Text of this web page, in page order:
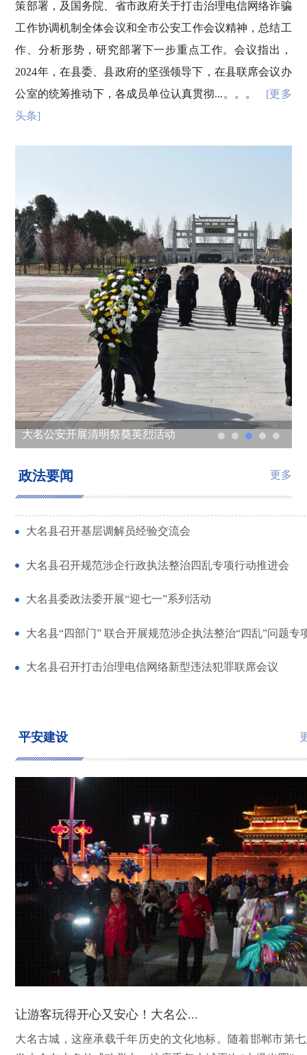
策部署，及国务院、省市政府关于打击治理电信网络诈骗
工作协调机制全体会议和全市公安工作会议精神，总结工
作、分析形势，研究部署下一步重点工作。会议指出，
2024年，在县委、县政府的坚强领导下，在县联席会议办
公室的统筹推动下，各成员单位认真贯彻...。。。
[更多
头条]
大名公安开展清明祭奠英烈活动
更多
政法要闻
大名县召开基层调解员经验交流会
大名县召开规范涉企行政执法整治四乱专项行动推进会
大名县委政法委开展“迎七一”系列活动
大名县“四部门” 联合开展规范涉企执法整治“四乱”问题专
大名县召开打击治理电信网络新型违法犯罪联席会议
平安建设
让游客玩得开心又安心！大名公...
大名古城，这座承载千年历史的文化地标。随着邯郸市第